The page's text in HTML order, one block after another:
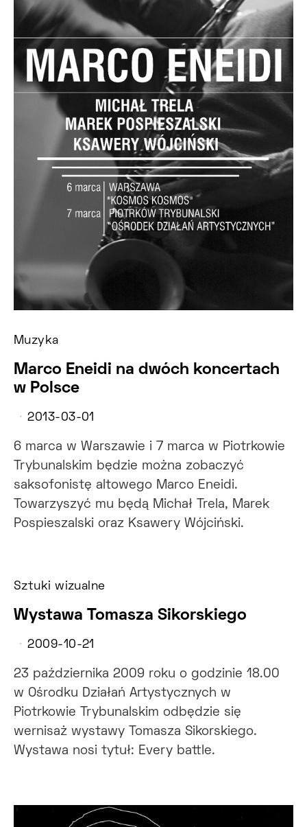
Muzyka
Marco Eneidi na dwóch koncertach
w Polsce
2013-03-01
6 marca w Warszawie i 7 marca w Piotrkowie
Trybunalskim będzie można zobaczyć
saksofonistę altowego Marco Eneidi.
Towarzyszyć mu będą Michał Trela, Marek
Pospieszalski oraz Ksawery Wójciński.
Sztuki wizualne
Wystawa Tomasza Sikorskiego
2009-10-21
23 października 2009 roku o godzinie 18.00
w Ośrodku Działań Artystycznych w
Piotrkowie Trybunalskim odbędzie się
wernisaż wystawy Tomasza Sikorskiego.
Wystawa nosi tytuł: Every battle.